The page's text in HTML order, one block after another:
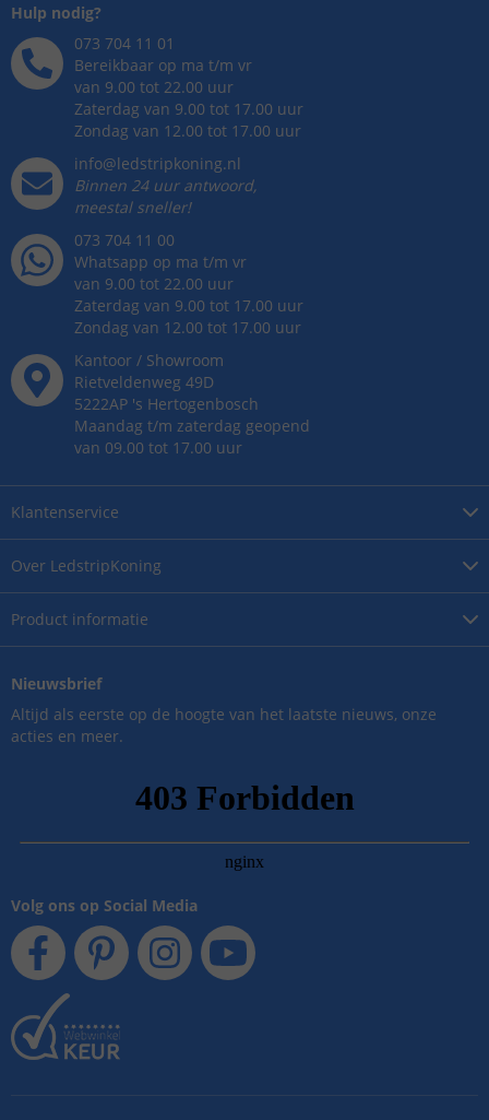
Over LedstripKoning
Product informatie
Klantenservice
Hulp nodig?
073 704 11 01
Bereikbaar op ma t/m vr
van 9.00 tot 22.00 uur
Zaterdag van 9.00 tot 17.00 uur
Zondag van 12.00 tot 17.00 uur
info@ledstripkoning.nl
Binnen 24 uur antwoord,
meestal sneller!
073 704 11 00
Whatsapp op ma t/m vr
van 9.00 tot 22.00 uur
Zaterdag van 9.00 tot 17.00 uur
Zondag van 12.00 tot 17.00 uur
Kantoor / Showroom
Rietveldenweg 49D
5222AP 's Hertogenbosch
Maandag t/m zaterdag geopend
van 09.00 tot 17.00 uur
Nieuwsbrief
Altijd als eerste op de hoogte van het laatste nieuws, onze
acties en meer.
Volg ons op Social Media